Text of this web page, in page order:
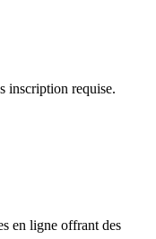
inscription requise.
en ligne offrant des